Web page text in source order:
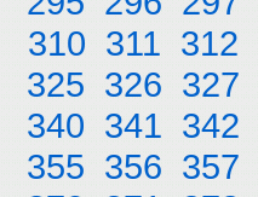
310 311 312
325 326 327
340 341 342
355 356 357